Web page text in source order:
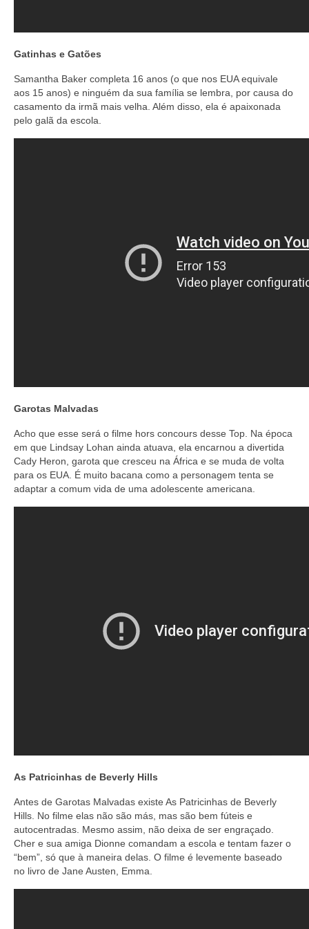
Gatinhas e Gatões
Samantha Baker completa 16 anos (o que nos EUA equivale
aos 15 anos) e ninguém da sua família se lembra, por causa do
casamento da irmã mais velha. Além disso, ela é apaixonada
pelo galã da escola.
Garotas Malvadas
Acho que esse será o filme hors concours desse Top. Na época
em que Lindsay Lohan ainda atuava, ela encarnou a divertida
Cady Heron, garota que cresceu na África e se muda de volta
para os EUA. É muito bacana como a personagem tenta se
adaptar a comum vida de uma adolescente americana.
As Patricinhas de Beverly Hills
Antes de Garotas Malvadas existe As Patricinhas de Beverly
Hills. No filme elas não são más, mas são bem fúteis e
autocentradas. Mesmo assim, não deixa de ser engraçado.
Cher e sua amiga Dionne comandam a escola e tentam fazer o
“bem”, só que à maneira delas. O filme é levemente baseado
no livro de Jane Austen, Emma.